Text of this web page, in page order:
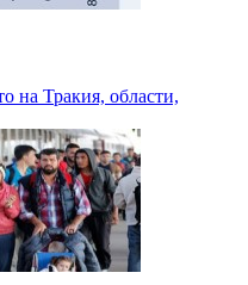
на Тракия, области,